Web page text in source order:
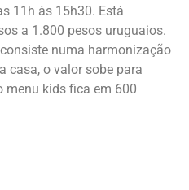
11h às 15h30. Está
a 1.800 pesos uruguaios.
numa harmonização
casa, o valor sobe para
menu kids fica em 600